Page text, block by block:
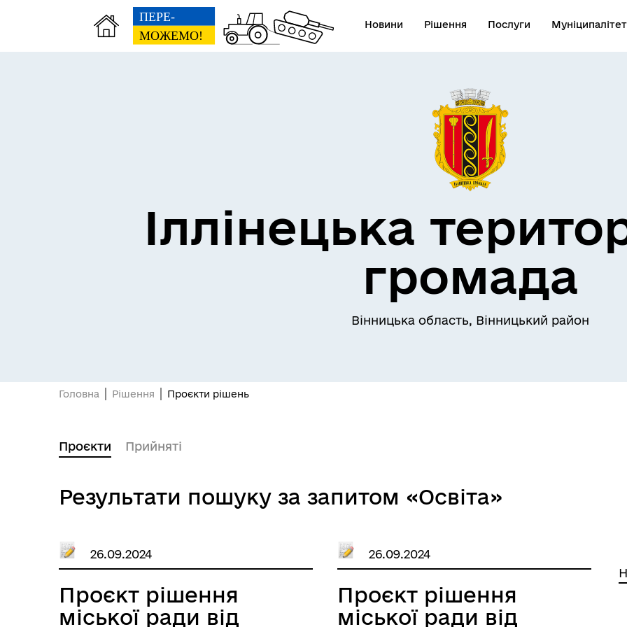
Новини Рішення Послуги Муніципалітет
Іллінецька
громада
Вінницька область, Вінницький район
Головна Рішення Проєкти рішень
Проєкти Прийняті
Результати пошуку за запитом «Освіта»
26.09.2024
Проєкт рішення
міської ради від
26.09.2024
Проєкт рішення
міської ради від